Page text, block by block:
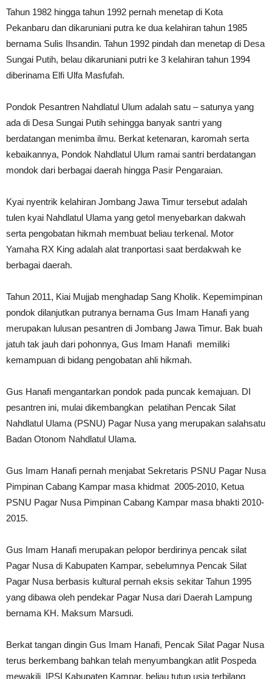
Tahun 1982 hingga tahun 1992 pernah menetap di Kota
Pekanbaru dan dikaruniani putra ke dua kelahiran tahun 1985
bernama Sulis Ihsandin. Tahun 1992 pindah dan menetap di Desa
Sungai Putih, belau dikaruniani putri ke 3 kelahiran tahun 1994
diberinama Elfi Ulfa Masfufah.
Pondok Pesantren Nahdlatul Ulum adalah satu – satunya yang
ada di Desa Sungai Putih sehingga banyak santri yang
berdatangan menimba ilmu. Berkat ketenaran, karomah serta
kebaikannya, Pondok Nahdlatul Ulum ramai santri berdatangan
mondok dari berbagai daerah hingga Pasir Pengaraian.
Kyai nyentrik kelahiran Jombang Jawa Timur tersebut adalah
tulen kyai Nahdlatul Ulama yang getol menyebarkan dakwah
serta pengobatan hikmah membuat beliau terkenal. Motor
Yamaha RX King adalah alat tranportasi saat berdakwah ke
berbagai daerah.
Tahun 2011, Kiai Mujjab menghadap Sang Kholik. Kepemimpinan
pondok dilanjutkan putranya bernama Gus Imam Hanafi yang
merupakan lulusan pesantren di Jombang Jawa Timur. Bak buah
jatuh tak jauh dari pohonnya, Gus Imam Hanafi memiliki
kemampuan di bidang pengobatan ahli hikmah.
Gus Hanafi mengantarkan pondok pada puncak kemajuan. DI
pesantren ini, mulai dikembangkan pelatihan Pencak Silat
Nahdlatul Ulama (PSNU) Pagar Nusa yang merupakan salahsatu
Badan Otonom Nahdlatul Ulama.
Gus Imam Hanafi pernah menjabat Sekretaris PSNU Pagar Nusa
Pimpinan Cabang Kampar masa khidmat 2005-2010, Ketua
PSNU Pagar Nusa Pimpinan Cabang Kampar masa bhakti 2010-
2015.
Gus Imam Hanafi merupakan pelopor berdirinya pencak silat
Pagar Nusa di Kabupaten Kampar, sebelumnya Pencak Silat
Pagar Nusa berbasis kultural pernah eksis sekitar Tahun 1995
yang dibawa oleh pendekar Pagar Nusa dari Daerah Lampung
bernama KH. Maksum Marsudi.
Berkat tangan dingin Gus Imam Hanafi, Pencak Silat Pagar Nusa
terus berkembang bahkan telah menyumbangkan atlit Pospeda
mewakili IPSI Kabupaten Kampar, beliau tutup usia terbilang